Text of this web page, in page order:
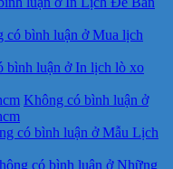
có bình luận ở Mua lịch
bình luận ở In lịch lò xo
Không có bình luận ở
có bình luận ở Mẫu Lịch
có bình luận ở Những